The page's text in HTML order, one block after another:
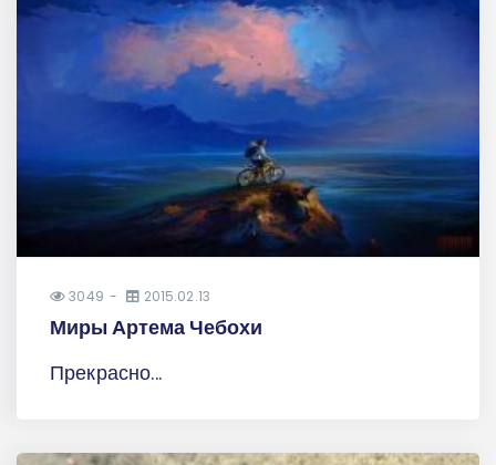
3049 2015.02.13
Миры Артема Чебохи
Прекрасно...